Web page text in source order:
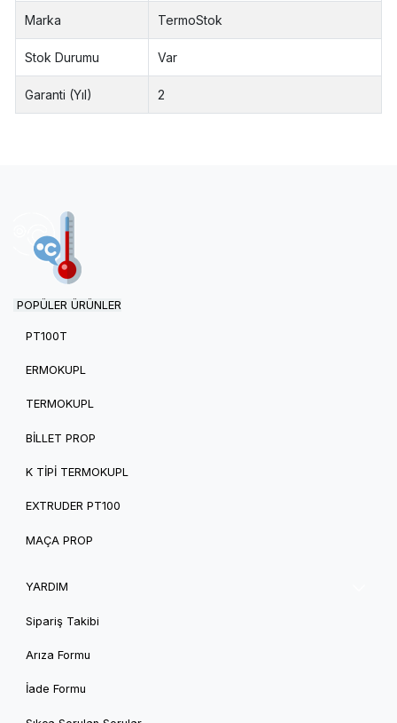
Marka TermoStok
Stok Durumu Var
Garanti (Yıl) 2
POPÜLER ÜRÜNLER
PT100T
ERMOKUPL
TERMOKUPL
BILLET PROP
K TIPI TERMOKUPL
EXTRUDER PT100
MAÇA PROP
YARDIM
Sipariş Takibi
Arıza Formu
İade Formu